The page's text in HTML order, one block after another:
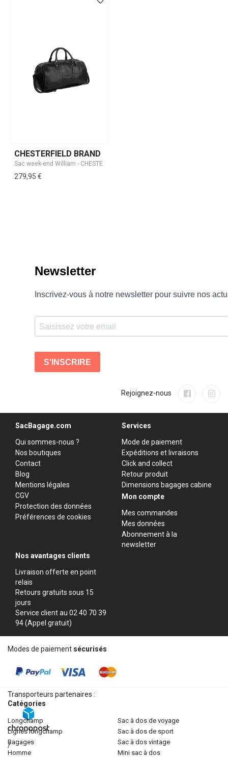
CHESTERFIELD BRAND
279,95 €
Rejoignez-nous
SacBagage.com
Qui sommes-nous ?
Nos boutiques
Contact
Blog
Mentions légales
CGV
Protection des données
Préférences de cookies
Services
Mode de paiement
Expéditions et livraisons
Click and collect
Retour produit
Dimensions bagages cabine
Mon compte
Mes commandes
Mes données
Abonnement à la
newsletter
Nos avantages clients
Livraison offerte en point
relais
Retours gratuits sous 15
jours
Service client au 02 40 70 39
94 (Appel gratuit)
Modes de paiement sécurisés
Transporteurs partenaires :
/
Catégories
longchamp
lignes longchamp
bagages
homme
sac à dos de voyage
sac à dos de sport
sac à dos vintage
mini sac à dos